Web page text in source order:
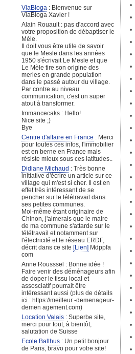
ViaBloga : Bienvenue sur
ViaBloga Xavier !
Alain Rouault : pas d'accord avec
votre proposition de débaptiser le
Mèle.
Il doit vous être utile de savoir
que le Mesle dans les années
1950 s'écrivait Le Mesle et que
Le Mèle tire son origine des
merles en grande population
dans le passé autour du village.
Par contre au niveau
communication, c'est un super
atout à transformer.
Immancecaks : Hello!
Nice site ;)
Bye
Centre d'affaire en France : Merci
pour toutes ces infos, l'immobilier
est en berne en France mais
résiste mieux sous ces latitudes..
Didiane Michaud : Très bonne
initiative d'écrire un article sur ce
village qui m'est si cher. Il est en
effet très intéressant de se
pencher sur le télétravail dans
ses petites communes.
Moi-même étant originaire de
Chinon, j'aimerais que le maire
de ma commune s'attarde sur le
télétravail et notamment sur
l'électricité et le réseau ERDF,
décrit dans ce site [Lien] Mdppfa
com
Anne Rousssel : Bonne idée !
Faire venir des déménageurs afin
de doper le tissu local et
assosciatif pourrait être
intéressant aussi (plus de détails
ici : https://meilleur -demenageur-
demen agement.com)
Location Valais : Superbe site,
merci pour tout, à bientôt,
salutation de Suisse
Ecole Balthus : Un petit bonjour
de Paris, bravo pour votre site!